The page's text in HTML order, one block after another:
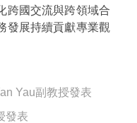
跨國交流與跨領域合
發展持續貢獻專業觀
Yau副教授發表
發表